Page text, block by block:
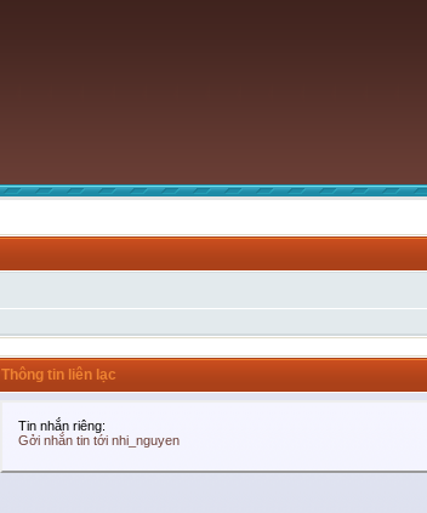
Thông tin liên lạc
Tin nhắn riêng:
Gởi nhắn tin tới nhi_nguyen